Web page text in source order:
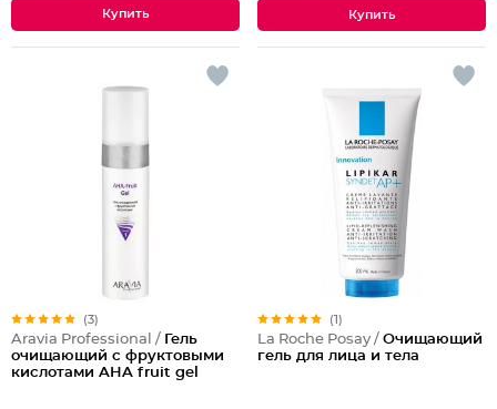
(3)
Aravia Professional / Гель
очищающий с фруктовыми
кислотами AHA fruit gel
(1)
La Roche Posay / Очищающий
гель для лица и тела